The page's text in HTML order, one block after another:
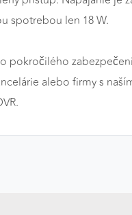
spotrebou len 18 W.
pokročilého
alebo firmy s